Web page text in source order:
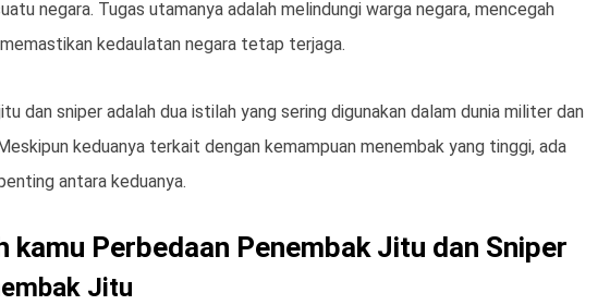
negara. Tugas utamanya adalah melindungi warga negara, mencegah
kedaulatan negara tetap terjaga.
dan sniper adalah dua istilah yang sering digunakan dalam dunia militer dan
keduanya terkait dengan kemampuan menembak yang tinggi, ada
antara keduanya.
kamu Perbedaan Penembak Jitu dan Sniper
Jitu